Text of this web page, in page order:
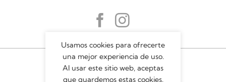
Usamos cookies para ofrecerte
una mejor experiencia de uso.
Al usar este sitio web, aceptas
que guardemos estas cookies.